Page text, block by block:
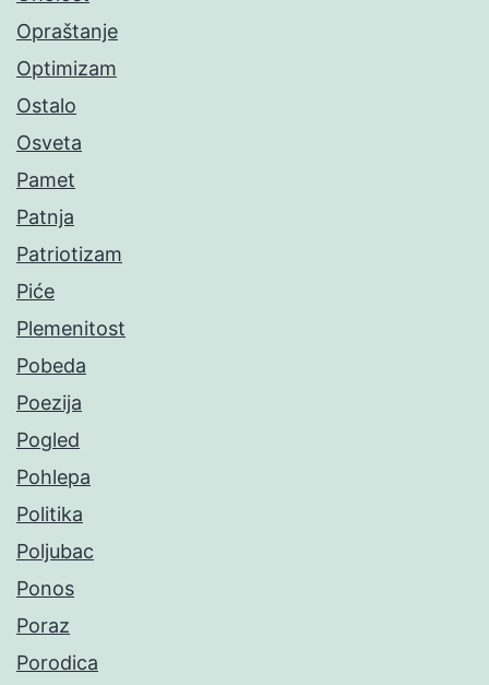
Opraštanje
Optimizam
Ostalo
Osveta
Pamet
Patnja
Patriotizam
Piće
Plemenitost
Pobeda
Poezija
Pogled
Pohlepa
Politika
Poljubac
Ponos
Poraz
Porodica